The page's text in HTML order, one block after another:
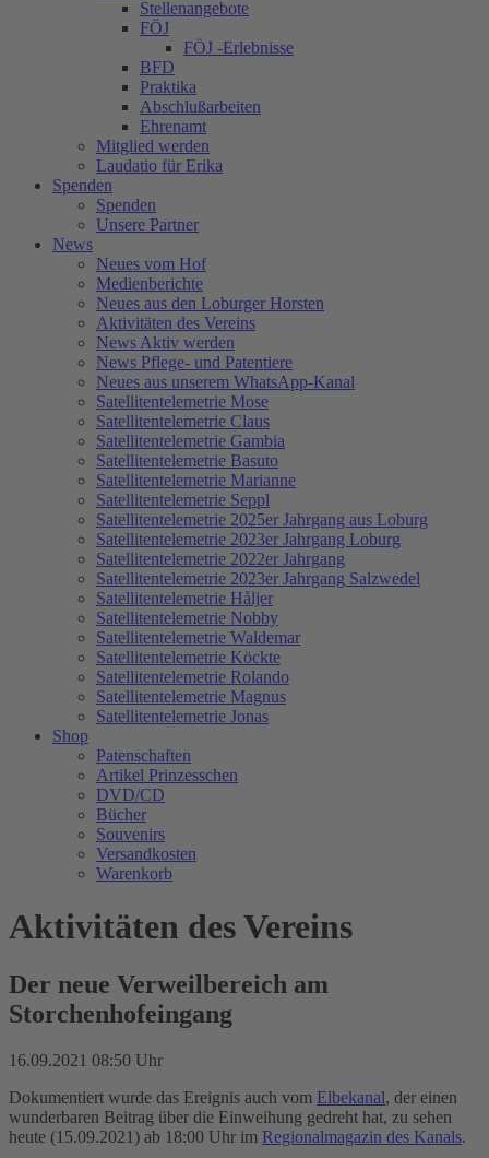
Stellenangebote
FÖJ
FÖJ -Erlebnisse
BFD
Praktika
Abschlußarbeiten
Ehrenamt
Mitglied werden
Laudatio für Erika
Spenden
Spenden
Unsere Partner
News
Neues vom Hof
Medienberichte
Neues aus den Loburger Horsten
Aktivitäten des Vereins
News Aktiv werden
News Pflege- und Patentiere
Neues aus unserem WhatsApp-Kanal
Satellitentelemetrie Mose
Satellitentelemetrie Claus
Satellitentelemetrie Gambia
Satellitentelemetrie Basuto
Satellitentelemetrie Marianne
Satellitentelemetrie Seppl
Satellitentelemetrie 2025er Jahrgang aus Loburg
Satellitentelemetrie 2023er Jahrgang Loburg
Satellitentelemetrie 2022er Jahrgang
Satellitentelemetrie 2023er Jahrgang Salzwedel
Satellitentelemetrie Håljer
Satellitentelemetrie Nobby
Satellitentelemetrie Waldemar
Satellitentelemetrie Köckte
Satellitentelemetrie Rolando
Satellitentelemetrie Magnus
Satellitentelemetrie Jonas
Shop
Patenschaften
Artikel Prinzesschen
DVD/CD
Bücher
Souvenirs
Versandkosten
Warenkorb
Aktivitäten des Vereins
Der neue Verweilbereich am
Storchenhofeingang
16.09.2021 08:50 Uhr
Dokumentiert wurde das Ereignis auch vom Elbekanal, der einen
wunderbaren Beitrag über die Einweihung gedreht hat, zu sehen
heute (15.09.2021) ab 18:00 Uhr im Regionalmagazin des Kanals.